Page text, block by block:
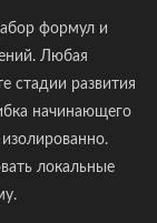
формул и
Любая
стадии развития
начинающего
локальные